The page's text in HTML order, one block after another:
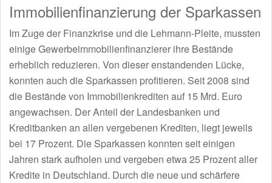
Immobilienfinanzierung der Sparkassen
Im Zuge der Finanzkrise und die Lehmann-Pleite, mussten
einige Gewerbeimmobilienfinanzierer ihre Bestände
erheblich reduzieren. Von dieser enstandenden Lücke,
konnten auch die Sparkassen profitieren. Seit 2008 sind
die Bestände von Immobilienkrediten auf 15 Mrd. Euro
angewachsen. Der Anteil der Landesbanken und
Kreditbanken an allen vergebenen Krediten, liegt jeweils
bei 17 Prozent. Die Sparkassen konnten seit einigen
Jahren stark aufholen und vergeben etwa 25 Prozent aller
Kredite in Deutschland. Durch die neue und schärfere